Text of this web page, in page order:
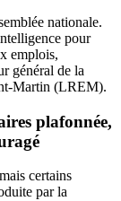
nationale.
pour
emplois,
général de la
Martin (LREM).
plafonnée,
certains
par la